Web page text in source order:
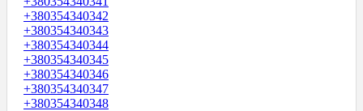
+380354340342
+380354340343
+380354340344
+380354340345
+380354340346
+380354340347
+380354340348